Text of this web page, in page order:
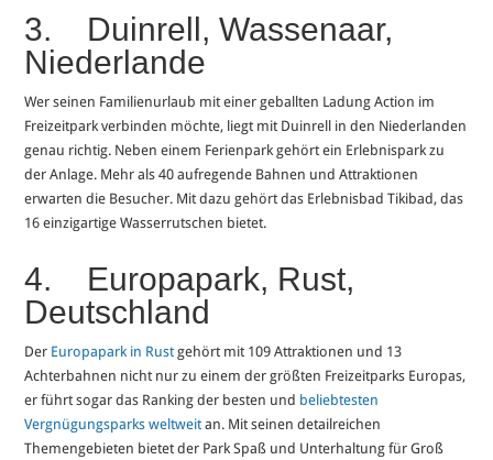
3. Duinrell, Wassenaar,
Niederlande
Wer seinen Familienurlaub mit einer geballten Ladung Action im
Freizeitpark verbinden möchte, liegt mit Duinrell in den Niederlanden
genau richtig. Neben einem Ferienpark gehört ein Erlebnispark zu
der Anlage. Mehr als 40 aufregende Bahnen und Attraktionen
erwarten die Besucher. Mit dazu gehört das Erlebnisbad Tikibad, das
16 einzigartige Wasserrutschen bietet.
4. Europapark, Rust,
Deutschland
Der Europapark in Rust gehört mit 109 Attraktionen und 13
Achterbahnen nicht nur zu einem der größten Freizeitparks Europas,
er führt sogar das Ranking der besten und beliebtesten
Vergnügungsparks weltweit an. Mit seinen detailreichen
Themengebieten bietet der Park Spaß und Unterhaltung für Groß